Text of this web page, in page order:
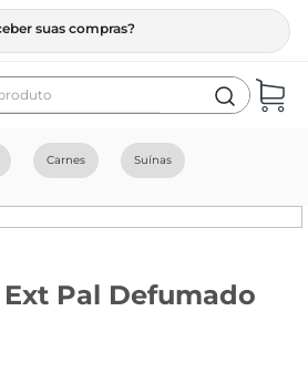
suas compras?
Carnes Suínas
Pal Defumado